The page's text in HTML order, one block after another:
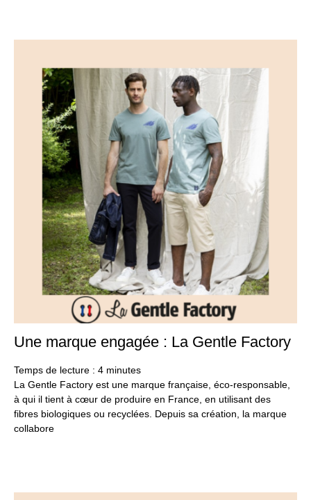
Une marque engagée : La Gentle Factory
Temps de lecture : 4 minutes
La Gentle Factory est une marque française, éco-responsable,
à qui il tient à cœur de produire en France, en utilisant des
fibres biologiques ou recyclées. Depuis sa création, la marque
collabore